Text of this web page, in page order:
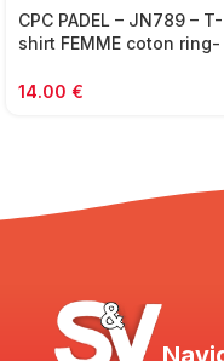
CPC PADEL – JN789 – T-
shirt FEMME coton ring-
14.00 €